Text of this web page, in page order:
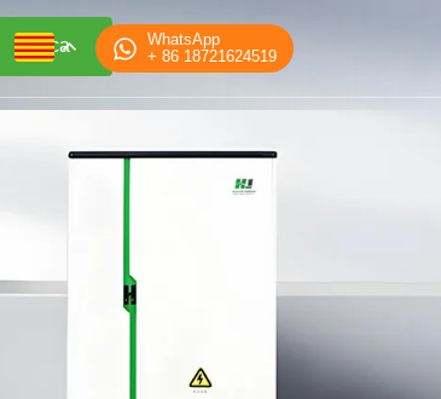
WhatsApp
+ 86 18721624519
Cerca